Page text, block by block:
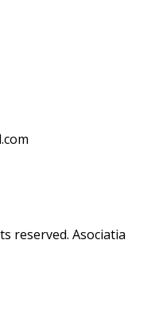
reserved. Asociatia